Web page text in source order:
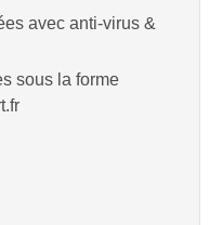
avec anti-virus &
sous la forme